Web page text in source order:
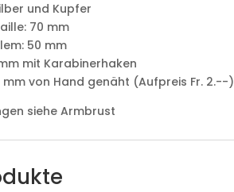
und Kupfer
70 mm
50 mm
mit Karabinerhaken
von Hand genäht (Aufpreis Fr. 2.--)
siehe Armbrust